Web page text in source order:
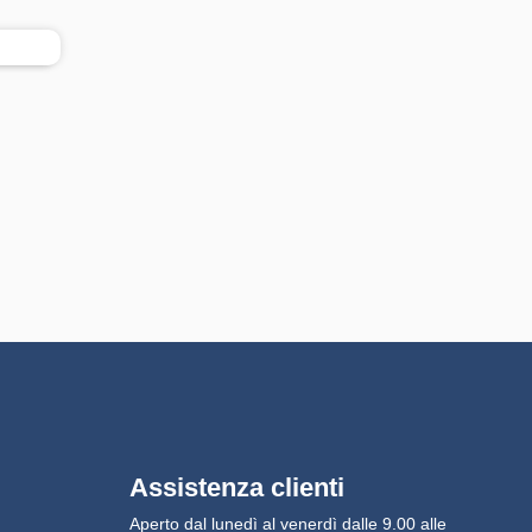
Assistenza clienti
Aperto dal lunedì al venerdì dalle 9.00 alle